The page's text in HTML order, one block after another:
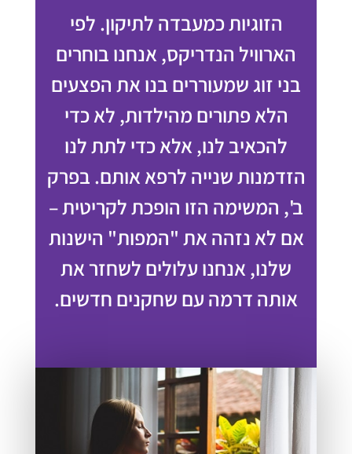
הזוגיות כמעבדה לתיקון. לפי
הארוויל הנדריקס, אנחנו בוחרים
בני זוג שמעוררים בנו את הפצעים
הלא פתורים מהילדות, לא כדי
להכאיב לנו, אלא כדי לתת לנו
הזדמנות שנייה לרפא אותם. בפרק
ב', המשימה הזו הופכת לקריטית –
אם לא נזהה את "המפות" הישנות
שלנו, אנחנו עלולים לשחזר את
אותה דרמה עם שחקנים חדשים.